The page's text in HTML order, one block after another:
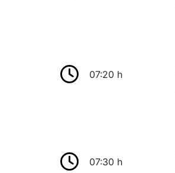
07:20 h
07:30 h